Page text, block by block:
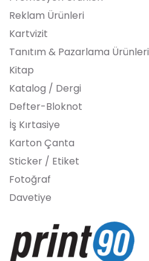
Reklam Ürünleri
Kartvizit
Tanıtım & Pazarlama Ürünleri
Kitap
Katalog / Dergi
Defter-Bloknot
İş Kırtasiye
Karton Çanta
Sticker / Etiket
Fotoğraf
Davetiye